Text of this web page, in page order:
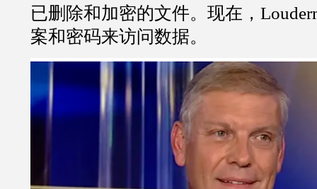
已删除和加密的文件。现在，
案和密码来访问数据。